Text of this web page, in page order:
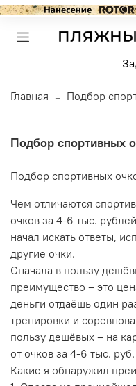
Главная Подбор
Подбор спортивных
Подбор спортивных
Чем отличаются
очков за 4-6 тыс.
начал искать ответы,
другие очки.
Сначала в пользу
преимущество – это
деньги отдаёшь один
тренировки и
пользу дешёвых – на
от очков за 4-6 тыс. руб.
Какие я обнаружил